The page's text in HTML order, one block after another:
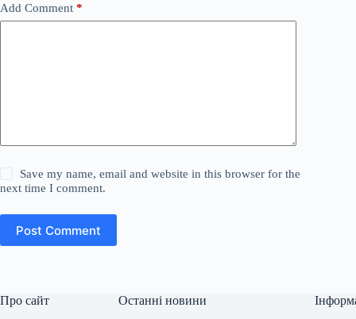
Add Comment *
Save my name, email and website in this browser for the
next time I comment.
Post Comment
Про сайт Останні новини